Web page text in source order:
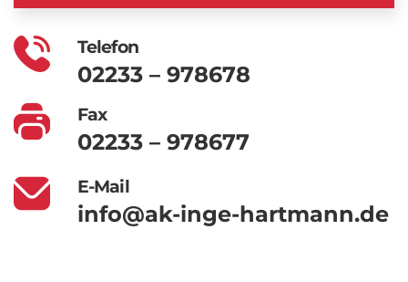
Telefon
02233 – 978678
Fax
02233 – 978677
E-Mail
info@ak-inge-hartmann.de